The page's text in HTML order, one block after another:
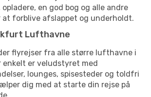
opladere, en god bog og alle andre
forblive afslappet og underholdt.
Lufthavne
flyrejser fra alle større lufthavne i
enkelt er veludstyret med
lounges, spisesteder og toldfri
dig med at starte din rejse på